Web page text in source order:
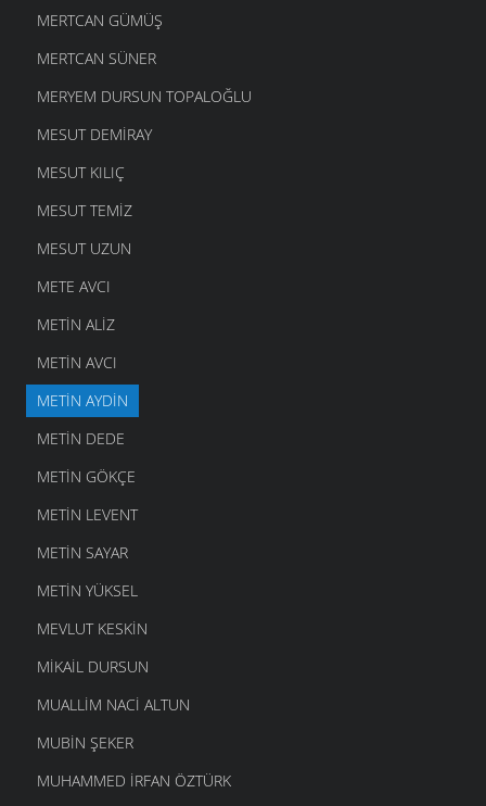
MERTCAN GÜMÜŞ
MERTCAN SÜNER
MERYEM DURSUN TOPALOĞLU
MESUT DEMIRAY
MESUT KILIÇ
MESUT TEMIZ
MESUT UZUN
METE AVCI
METIN ALIZ
METIN AVCI
METIN AYDIN
METIN DEDE
METIN GÖKÇE
METIN LEVENT
METIN SAYAR
METIN YÜKSEL
MEVLUT KESKIN
MIKAIL DURSUN
MUALLIM NACI ALTUN
MUBIN ŞEKER
MUHAMMED İRFAN ÖZTÜRK